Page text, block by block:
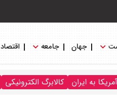
جهان جامعه اقتصاد
به ایران کالابرگ الکترونیکی